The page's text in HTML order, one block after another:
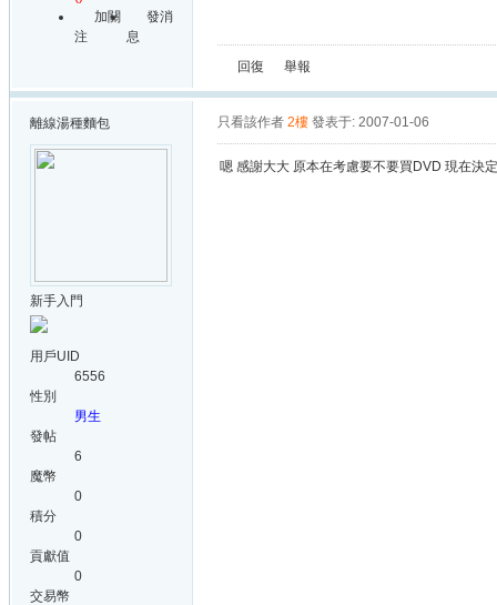
加關
注
發消
息
回復 舉報
離線湯種麵包
新手入門
用戶UID
6556
性別
男生
發帖
6
魔幣
0
積分
0
貢獻值
0
交易幣
只看該作者 2樓 發表于: 2007-01-06
嗯 感謝大大 原本在考慮要不要買DVD 現在決